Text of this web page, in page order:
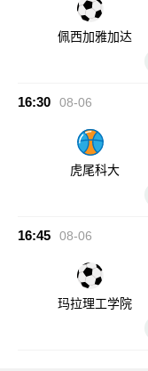
佩西加雅加达
16:30 08-06
虎尾科大
16:45 08-06
玛拉理工学院